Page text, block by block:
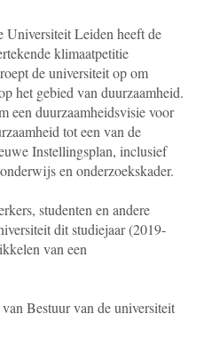
Universiteit Leiden heeft de
klimaatpetitie
de universiteit op om
het gebied van duurzaamheid.
een duurzaamheidsvisie voor
tot een van de
Instellingsplan, inclusief
en onderzoekskader.
studenten en andere
dit studiejaar (2019-
van een
Bestuur van de universiteit